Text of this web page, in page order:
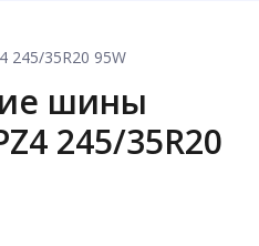
245/35R20 95W
шины
245/35R20